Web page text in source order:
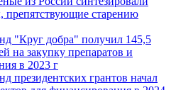
препятствующие старению
"Круг добра" получил 145,5
на закупку препаратов и
в 2023 г
президентских грантов начал